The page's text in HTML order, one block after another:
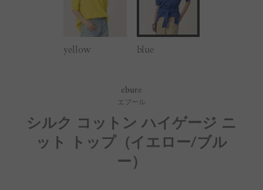
yellow blue
ebure
エブール
シルク コットン ハイゲージ ニ
ット トップ（イエロー/ブル
ー）